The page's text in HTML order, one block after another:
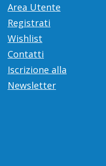
Area Utente
Registrati
Wishlist
Contatti
Iscrizione alla
Newsletter